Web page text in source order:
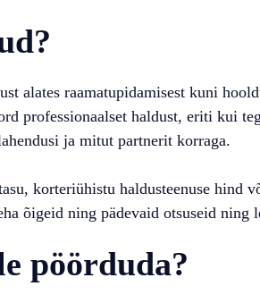
alates raamatupidamisest kuni
professionaalset haldust, eriti kui
ja mitut partnerit korraga.
korteriühistu haldusteenuse hind
õigeid ning pädevaid otsuseid ning
pöörduda?